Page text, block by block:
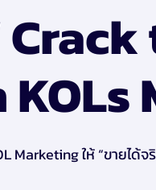
Marketing ให้ “ขายได้จ